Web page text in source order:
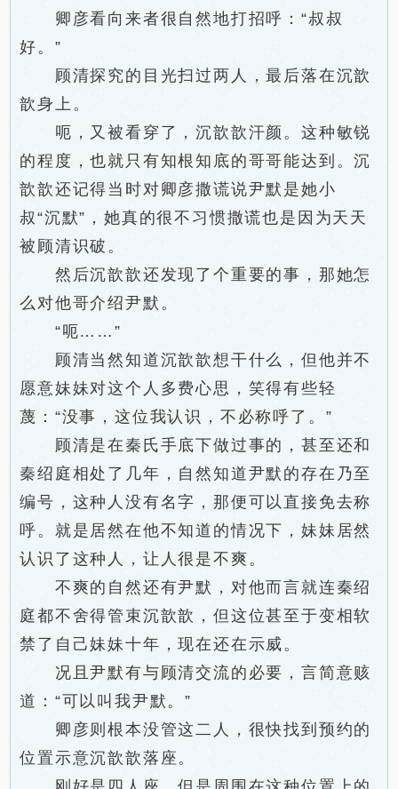
卿彦看向来者很自然地打招呼：“叔叔
好。”
顾清探究的目光扫过两人，最后落在沉歆
歆身上。
呃，又被看穿了，沉歆歆汗颜。这种敏锐
的程度，也就只有知根知底的哥哥能达到。沉
歆歆还记得当时对卿彦撒谎说尹默是她小
叔“沉默”，她真的很不习惯撒谎也是因为天天
被顾清识破。
然后沉歆歆还发现了个重要的事，那她怎
么对他哥介绍尹默。
“呃……”
顾清当然知道沉歆歆想干什么，但他并不
愿意妹妹对这个人多费心思，笑得有些轻
蔑：“没事，这位我认识，不必称呼了。”
顾清是在秦氏手底下做过事的，甚至还和
秦绍庭相处了几年，自然知道尹默的存在乃至
编号，这种人没有名字，那便可以直接免去称
呼。就是居然在他不知道的情况下，妹妹居然
认识了这种人，让人很是不爽。
不爽的自然还有尹默，对他而言就连秦绍
庭都不舍得管束沉歆歆，但这位甚至于变相软
禁了自己妹妹十年，现在还在示威。
况且尹默有与顾清交流的必要，言简意赅
道：“可以叫我尹默。”
卿彦则根本没管这二人，很快找到预约的
位置示意沉歆歆落座。